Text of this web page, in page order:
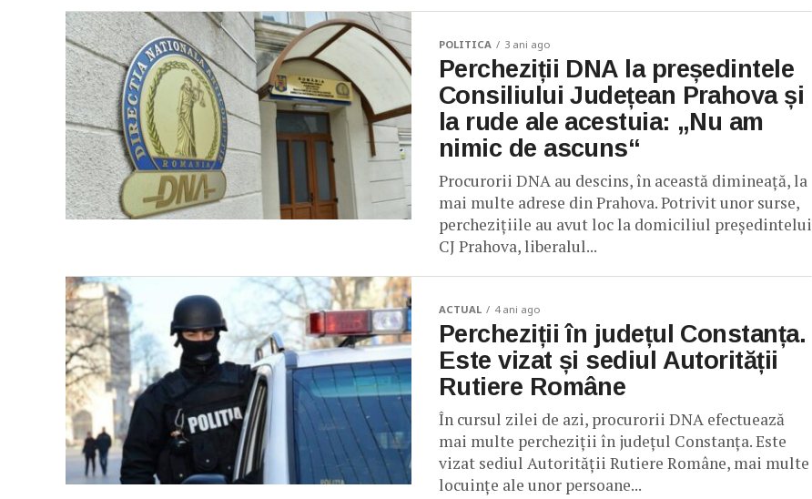
POLITICA 3 ani ago
Percheziții DNA la președintele
Consiliului Județean Prahova și
la rude ale acestuia: „Nu am
nimic de ascuns“
Procurorii DNA au descins, în această dimineaţă, la
mai multe adrese din Prahova. Potrivit unor surse,
percheziţiile au avut loc la domiciliul preşedintelui
CJ Prahova, liberalul...
ACTUAL 4 ani ago
Percheziții în județul Constanța.
Este vizat și sediul Autorității
Rutiere Române
În cursul zilei de azi, procurorii DNA efectuează
mai multe percheziții în județul Constanța. Este
vizat sediul Autorității Rutiere Române, mai multe
locuințe ale unor persoane...